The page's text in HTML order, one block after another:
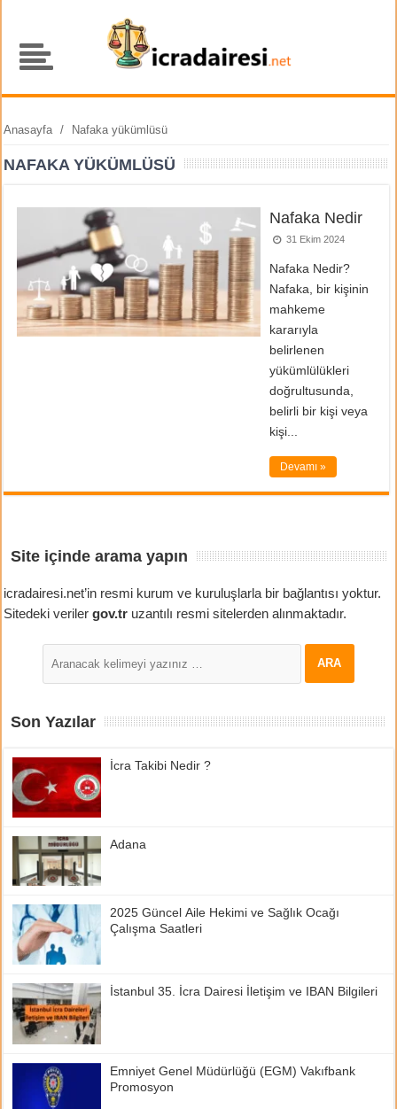
Anasayfa / Nafaka yükümlüsü
NAFAKA YÜKÜMLÜSÜ
Nafaka Nedir
31 Ekim 2024
Nafaka Nedir?
Nafaka, bir kişinin
mahkeme
kararıyla
belirlenen
yükümlülükleri
doğrultusunda,
belirli bir kişi veya
kişi...
Devamı »
Site içinde arama yapın
icradairesi.net’in resmi kurum ve kuruluşlarla bir bağlantısı yoktur.
Sitedeki verilergov.tr uzantılı resmi sitelerden alınmaktadır.
Son Yazılar
İcra Takibi Nedir ?
Adana
2025 Güncel Aile Hekimi ve Sağlık Ocağı
Çalışma Saatleri
İstanbul 35. İcra Dairesi İletişim ve IBAN Bilgileri
Emniyet Genel Müdürlüğü (EGM) Vakıfbank
Promosyon